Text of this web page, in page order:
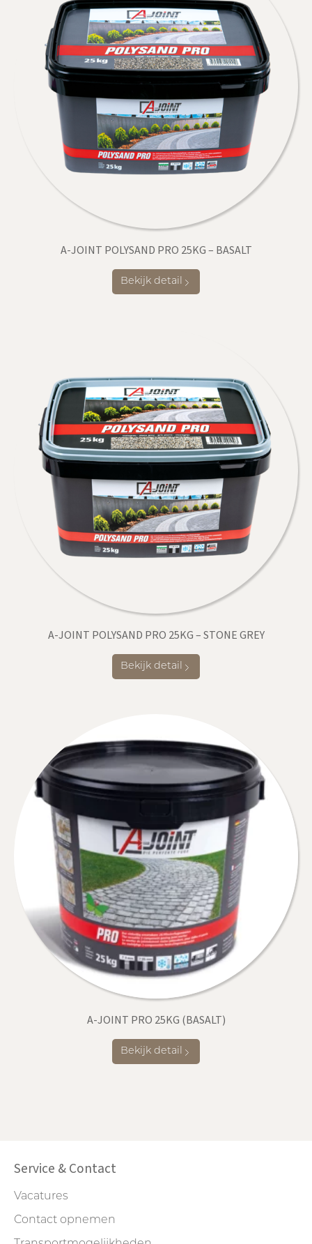
A-JOINT POLYSAND PRO 25KG – BASALT
Bekijk detail
A-JOINT POLYSAND PRO 25KG – STONE GREY
Bekijk detail
A-JOINT PRO 25KG (BASALT)
Bekijk detail
Service & Contact
Vacatures
Contact opnemen